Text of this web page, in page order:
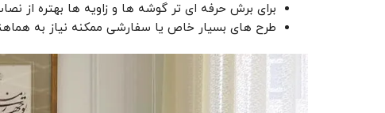
برای برش حرفه ‌ای ‌تر گوشه‌ ها و زاویه‌ ها بهتره از
طرح‌ های بسیار خاص یا سفارشی ممکنه نیاز به